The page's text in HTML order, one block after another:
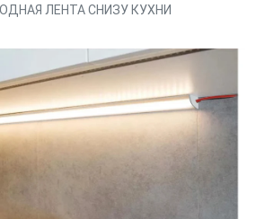
ЛЕНТА СНИЗУ КУХНИ